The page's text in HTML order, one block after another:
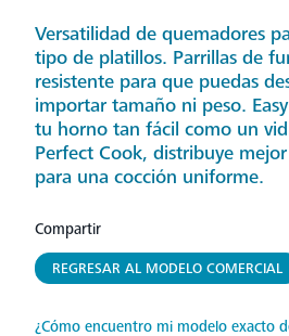
Versatilidad de quemadores
tipo de platillos. Parrillas de
resistente para que puedas
importar tamaño ni peso.
tu horno tan fácil como un
Perfect Cook, distribuye
para una cocción uniforme.
Compartir
REGRESAR AL MODELO COMERCIAL
¿Cómo encuentro mi modelo exacto